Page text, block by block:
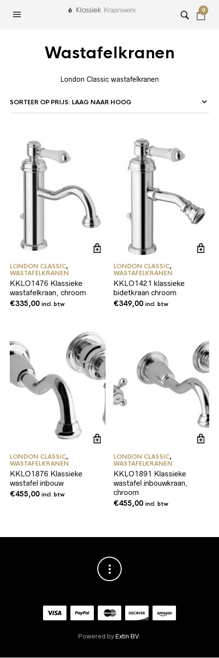
0
Wastafelkranen
London Classic wastafelkranen
LONDON CLASSIC,
WASTAFELKRANEN
KKLO1476 Klassieke
wastafelkraan, chroom
€335,00 incl. btw
LONDON CLASSIC,
WASTAFELKRANEN
KKLO1421 klassieke
bidetkraan chroom
€349,00 incl. btw
LONDON CLASSIC,
WASTAFELKRANEN
KKLO1876 Klassieke
wastafel inbouw
€455,00 incl. btw
LONDON CLASSIC,
WASTAFELKRANEN
KKLO1891 Klassieke
wastafel inbouwkraan,
chroom
€455,00 incl. btw
Powered by Extin BV